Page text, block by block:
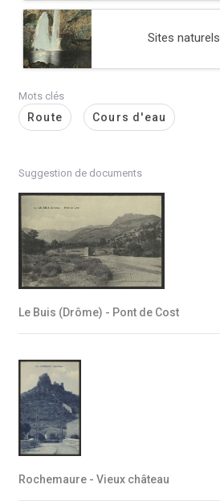
Sites naturels
Mots clés
Route Cours d'eau
Suggestion de documents
Le Buis (Drôme) - Pont de Cost
Rochemaure - Vieux château